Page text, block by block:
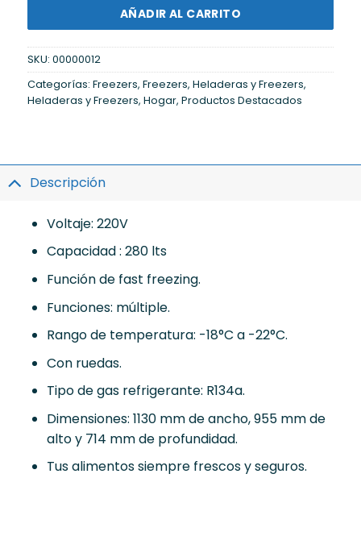
AÑADIR AL CARRITO
SKU: 00000012
Categorías: Freezers, Freezers, Heladeras y Freezers,
Heladeras y Freezers, Hogar, Productos Destacados
Descripción
Voltaje: 220V
Capacidad : 280 lts
Función de fast freezing.
Funciones: múltiple.
Rango de temperatura: -18°C a -22°C.
Con ruedas.
Tipo de gas refrigerante: R134a.
Dimensiones: 1130 mm de ancho, 955 mm de
alto y 714 mm de profundidad.
Tus alimentos siempre frescos y seguros.